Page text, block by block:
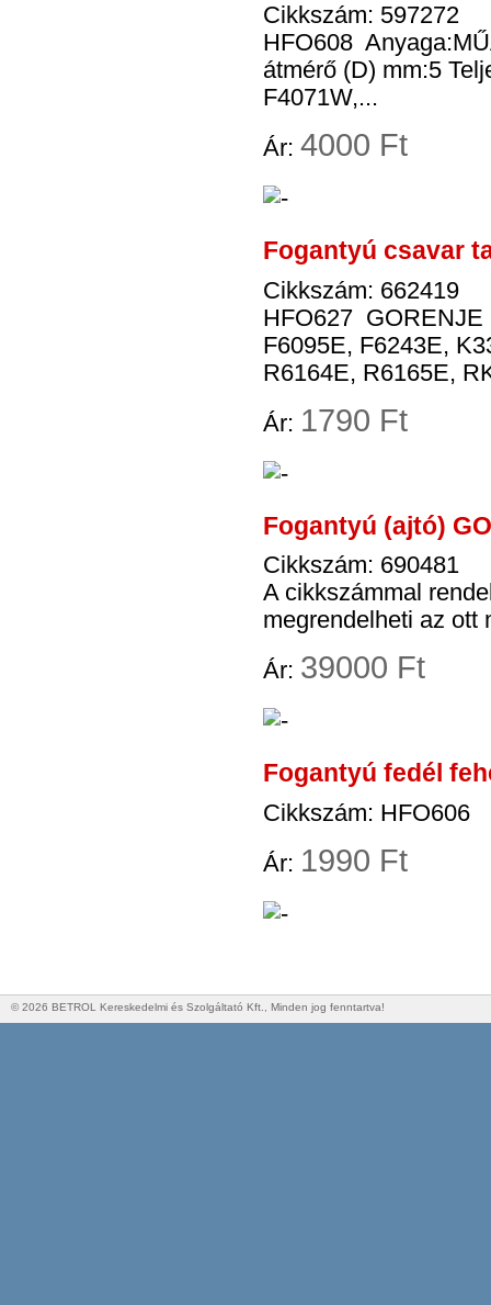
Cikkszám: 597272
HFO608
átmérő (D) mm:5
F4071W,...
Ár: 4000 Ft
Fogantyú csavar
Cikkszám: 662419
HFO627 GORENJE
F6095E, F6243E,
R6164E, R6165E,
Ár: 1790 Ft
Fogantyú (ajtó)
Cikkszám: 690481
A cikkszámmal
megrendelheti az ott
Ár: 39000 Ft
Fogantyú fedél
Cikkszám: HFO606
Ár: 1990 Ft
© 2026 BETROL Kereskedelmi és Szolgáltató Kft., Minden jog fenntartva!